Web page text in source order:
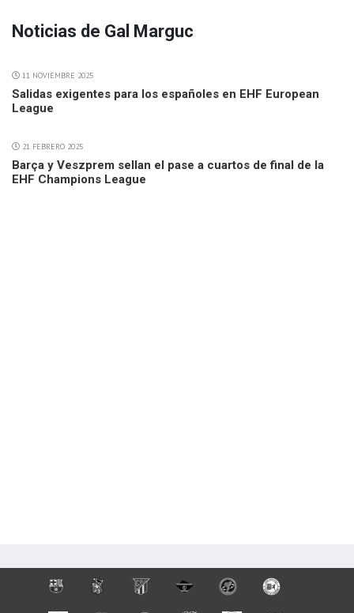
Noticias de Gal Marguc
11 NOVIEMBRE 2025
Salidas exigentes para los españoles en EHF European
League
21 FEBRERO 2025
Barça y Veszprem sellan el pase a cuartos de final de la
EHF Champions League